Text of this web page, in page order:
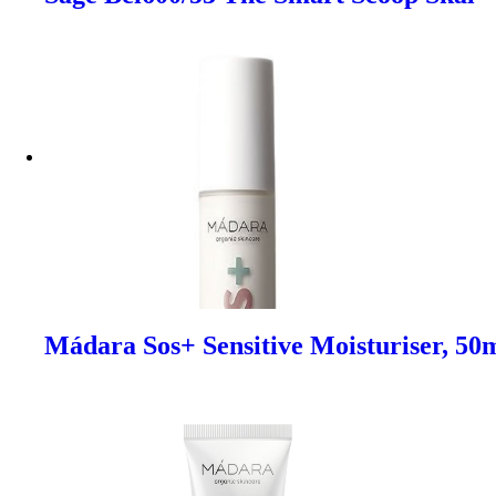
Mádara Sos+ Sensitive Moisturiser,